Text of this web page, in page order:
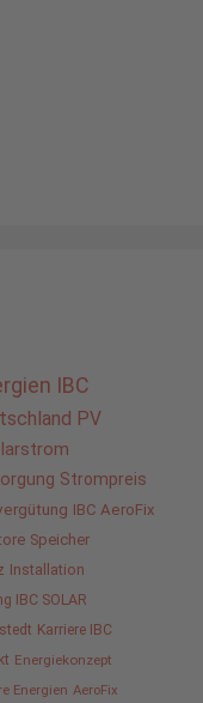
IBC
PV
Strompreis
IBC AeroFix
Speicher
Installation
IBC SOLAR
Karriere IBC
Energiekonzept
Energien AeroFix